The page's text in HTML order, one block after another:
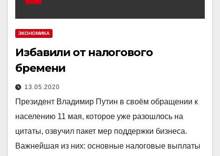
ЭКОНОМИКА
Избавили от налогового
бремени
13.05.2020
Президент Владимир Путин в своём обращении к
населению 11 мая, которое уже разошлось на
цитаты, озвучил пакет мер поддержки бизнеса.
Важнейшая из них: основные налоговые выплаты